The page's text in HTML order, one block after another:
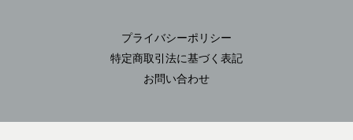
プライバシーポリシー
特定商取引法に基づく表記
お問い合わせ